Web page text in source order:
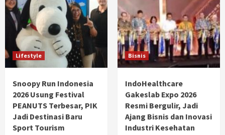
Lifestyle
Snoopy Run Indonesia
2026 Usung Festival
PEANUTS Terbesar, PIK
Jadi Destinasi Baru
Sport Tourism
Bisnis
IndoHealthcare
Gakeslab Expo 2026
Resmi Bergulir, Jadi
Ajang Bisnis dan Inovasi
Industri Kesehatan